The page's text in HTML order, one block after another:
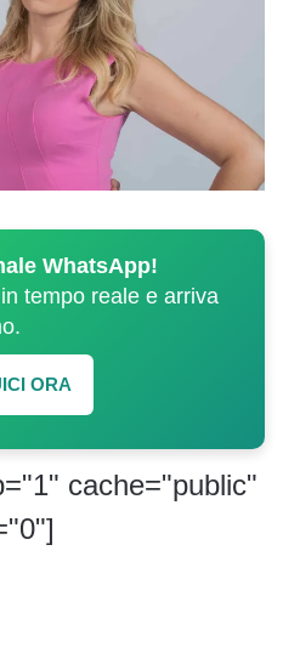
WhatsApp!
tempo reale e arriva
ORA
cache="public"